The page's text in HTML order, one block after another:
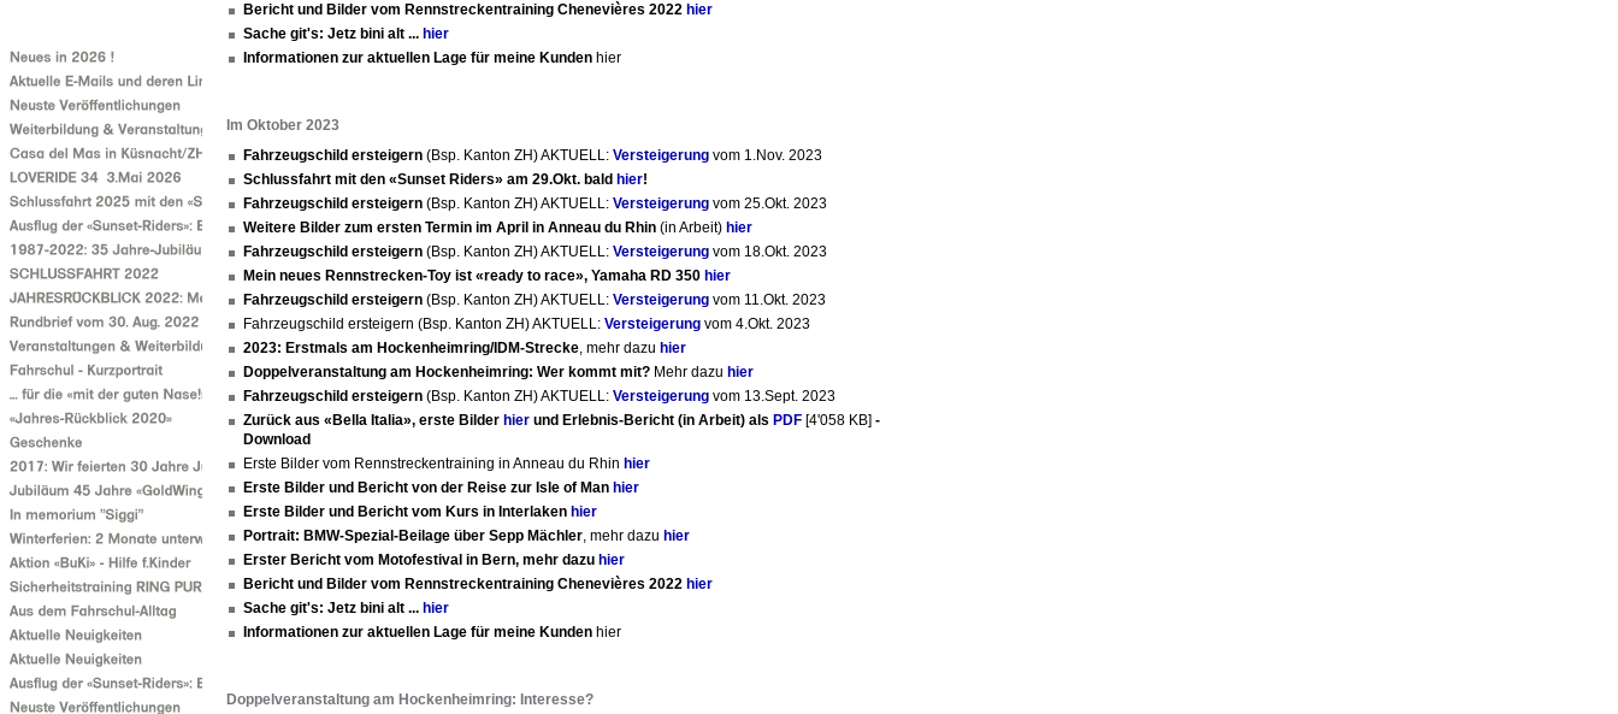
Bericht und Bilder vom Rennstreckentraining Chenevières 2022 hier
Sache git's: Jetz bini alt ... hier
Informationen zur aktuellen Lage für meine Kunden hier
Im Oktober 2023
Fahrzeugschild ersteigern (Bsp. Kanton ZH) AKTUELL: Versteigerung vom 1.Nov. 2023
Schlussfahrt mit den «Sunset Riders» am 29.Okt. bald hier!
Fahrzeugschild ersteigern (Bsp. Kanton ZH) AKTUELL: Versteigerung vom 25.Okt. 2023
Weitere Bilder zum ersten Termin im April in Anneau du Rhin (in Arbeit) hier
Fahrzeugschild ersteigern (Bsp. Kanton ZH) AKTUELL: Versteigerung vom 18.Okt. 2023
Mein neues Rennstrecken-Toy ist «ready to race», Yamaha RD 350 hier
Fahrzeugschild ersteigern (Bsp. Kanton ZH) AKTUELL: Versteigerung vom 11.Okt. 2023
Fahrzeugschild ersteigern (Bsp. Kanton ZH) AKTUELL: Versteigerung vom 4.Okt. 2023
2023: Erstmals am Hockenheimring/IDM-Strecke, mehr dazu hier
Doppelveranstaltung am Hockenheimring: Wer kommt mit? Mehr dazu hier
Fahrzeugschild ersteigern (Bsp. Kanton ZH) AKTUELL: Versteigerung vom 13.Sept. 2023
Zurück aus «Bella Italia», erste Bilder hier und Erlebnis-Bericht (in Arbeit) als PDF [4'058 KB] -
Download
Erste Bilder vom Rennstreckentraining in Anneau du Rhin hier
Erste Bilder und Bericht von der Reise zur Isle of Man hier
Erste Bilder und Bericht vom Kurs in Interlaken hier
Portrait: BMW-Spezial-Beilage über Sepp Mächler, mehr dazu hier
Erster Bericht vom Motofestival in Bern, mehr dazu hier
Bericht und Bilder vom Rennstreckentraining Chenevières 2022 hier
Sache git's: Jetz bini alt ... hier
Informationen zur aktuellen Lage für meine Kunden hier
Doppelveranstaltung am Hockenheimring: Interesse?